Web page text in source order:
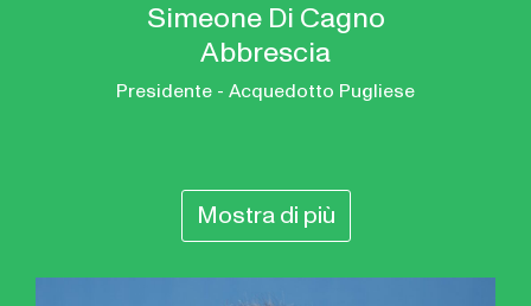
Simeone Di Cagno
Abbrescia
Presidente - Acquedotto Pugliese
Mostra di più